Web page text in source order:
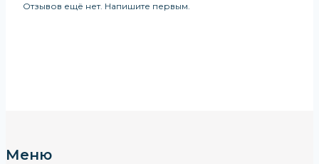
Отзывов ещё нет. Напишите первым.
Меню